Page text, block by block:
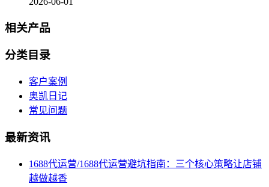
相关产品
分类目录
客户案例
奥凯日记
常见问题
最新资讯
1688代运营/1688代运营避坑指南：三个核心策略让店铺
越做越香